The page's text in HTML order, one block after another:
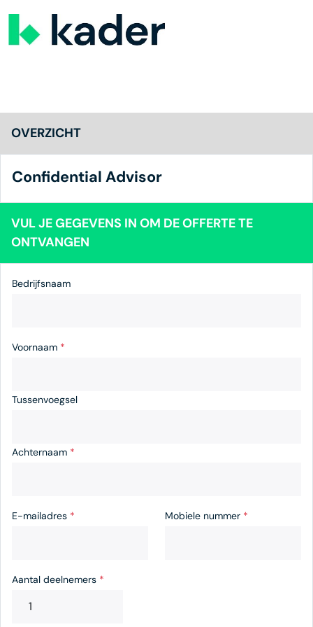
VUL JE GEGEVENS IN OM DE OFFERTE TE
ONTVANGEN
Bedrijfsnaam
Voornaam *
Tussenvoegsel
Achternaam *
E-mailadres * Mobiele nummer *
Aantal deelnemers *
OVERZICHT
Confidential Advisor